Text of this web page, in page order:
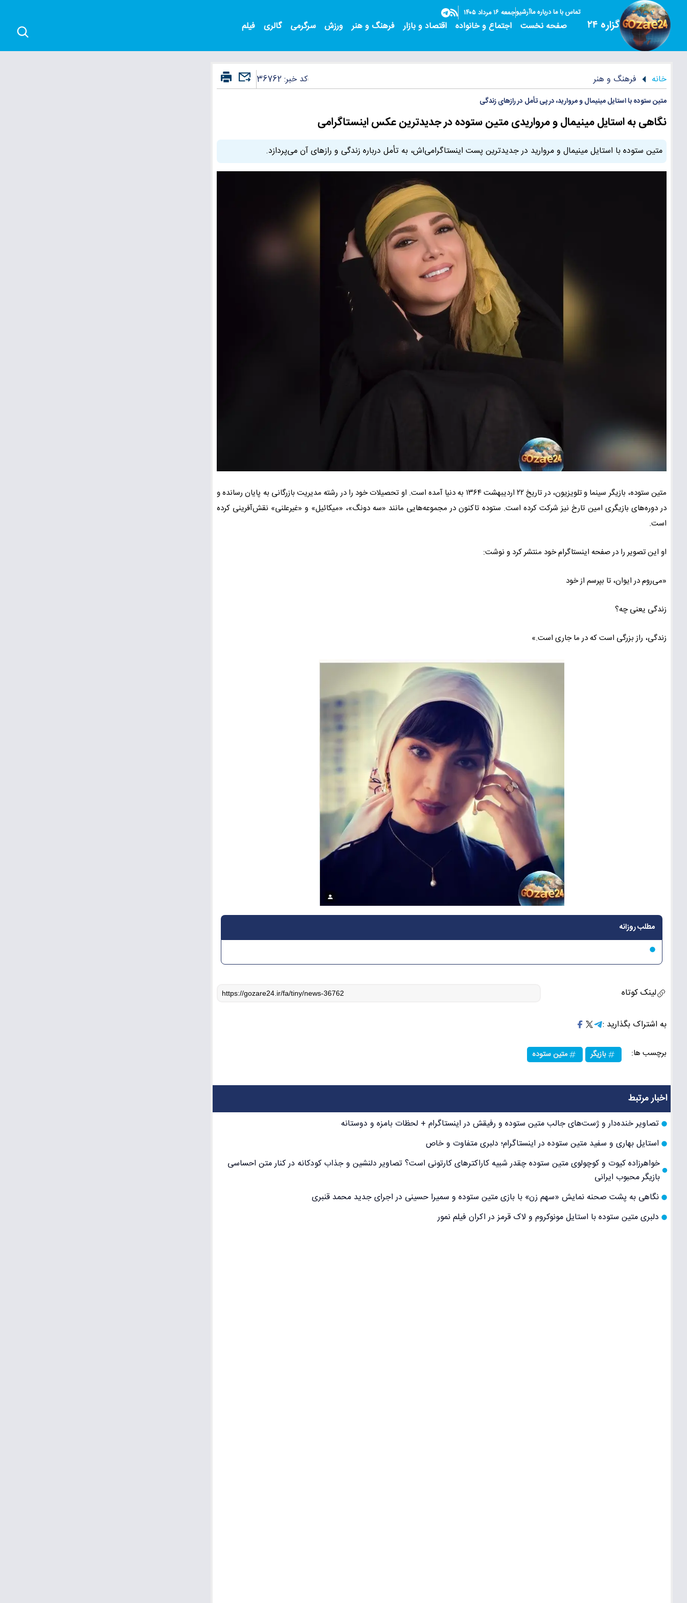
گزاره ۲۴
تماس با مادرباره ماآرشیوجمعه ۱۶ مرداد ۱۴۰۵
صفحه نخست اجتماع و خانواده اقتصاد و بازار فرهنگ و هنر ورزش سرگرمی گالری فیلم
خانه فرهنگ و هنر کد خبر:36762
متین ستوده با استایل مینیمال و مروارید، در پی تأمل در رازهای زندگی
نگاهی به استایل مینیمال و مرواریدی متین ستوده در جدیدترین عکس اینستاگرامی
متین ستوده با استایل مینیمال و مروارید در جدیدترین پست اینستاگرامی‌اش، به تأمل درباره زندگی و رازهای آن می‌پردازد.
متین ستوده، بازیگر سینما و تلویزیون، در تاریخ ۲۲ اردیبهشت ۱۳۶۴ به دنیا آمده است. او تحصیلات خود را در رشته مدیریت بازرگانی به پایان رسانده و
در دوره‌های بازیگری امین تارخ نیز شرکت کرده است. ستوده تاکنون در مجموعه‌هایی مانند «سه دونگ»، «میکائیل» و «غیرعلنی» نقش‌آفرینی کرده
است.
او این تصویر را در صفحه اینستاگرام خود منتشر کرد و نوشت:
«می‌روم در ایوان، تا بپرسم از خود
زندگی یعنی چه؟
زندگی، راز بزرگی است که در ما جاری است.»
مطلب روزانه
لینک کوتاه
به اشتراک بگذارید :
برچسب ها: بازیگر متین ستوده
اخبار مرتبط
تصاویر خنده‌دار و ژست‌های جالب متین ستوده و رفیقش در اینستاگرام + لحظات بامزه و دوستانه
استایل بهاری و سفید متین ستوده در اینستاگرام؛ دلبری متفاوت و خاص
خواهرزاده کیوت و کوچولوی متین ستوده چقدر شبیه کاراکترهای کارتونی است؟ تصاویر دلنشین و جذاب کودکانه در کنار متن احساسی
بازیگر محبوب ایرانی
نگاهی به پشت صحنه نمایش «سهم زن» با بازی متین ستوده و سمیرا حسینی در اجرای جدید محمد قنبری
دلبری متین ستوده با استایل مونوکروم و لاک قرمز در اکران فیلم نمور